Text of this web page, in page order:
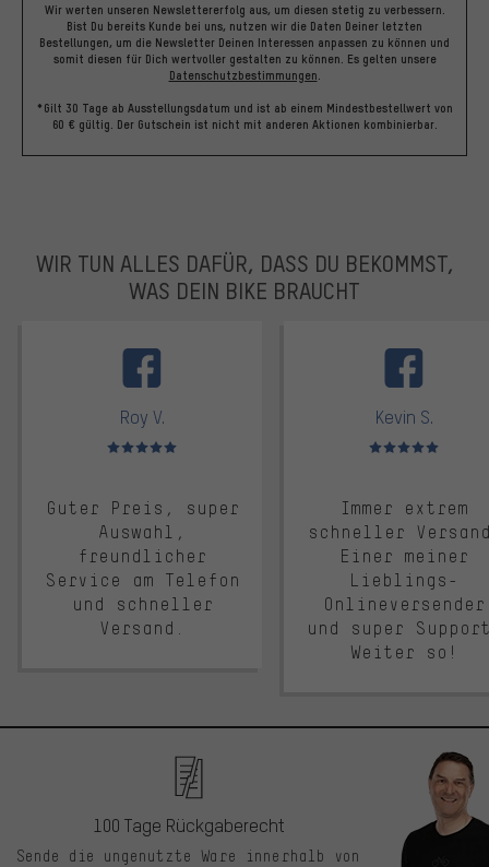
Wir werten unseren Newslettererfolg aus, um diesen stetig zu verbessern.
Bist Du bereits Kunde bei uns, nutzen wir die Daten Deiner letzten
Bestellungen, um die Newsletter Deinen Interessen anpassen zu können und
somit diesen für Dich wertvoller gestalten zu können. Es gelten unsere
Datenschutzbestimmungen.
*Gilt 30 Tage ab Ausstellungsdatum und ist ab einem Mindestbestellwert von
60 € gültig. Der Gutschein ist nicht mit anderen Aktionen kombinierbar.
WIR TUN ALLES DAFÜR, DASS DU BEKOMMST,
WAS DEIN BIKE BRAUCHT
Roy V.
Bewertungen: 5 von 5
Guter Preis, super
Auswahl,
freundlicher
Service am Telefon
und schneller
Versand.
Kevin S.
Bewertungen: 5 von 5
Immer extrem
schneller
Einer meiner
Lieblings-
Onlineversender
und super
Weiter so!
100 Tage Rückgaberecht
Sende die ungenutzte Ware innerhalb von